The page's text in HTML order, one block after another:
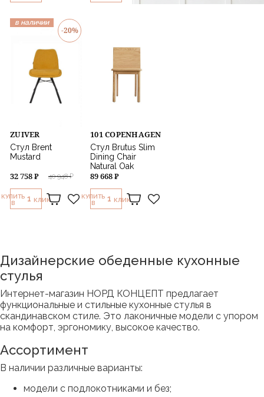
в наличии
-20%
ZUIVER
Стул Brent
Mustard
40 948 ₽
32 758 ₽
КУПИТЬ
В
1 КЛИК
101 COPENHAGEN
Стул Brutus Slim
Dining Chair
Natural Oak
89 668 ₽
КУПИТЬ
В
1 КЛИК
Дизайнерские обеденные кухонные
стулья
Интернет-магазин НОРД КОНЦЕПТ предлагает
функциональные и стильные кухонные стулья в
скандинавском стиле. Это лаконичные модели с упором
на комфорт, эргономику, высокое качество.
Ассортимент
В наличии различные варианты:
модели с подлокотниками и без;